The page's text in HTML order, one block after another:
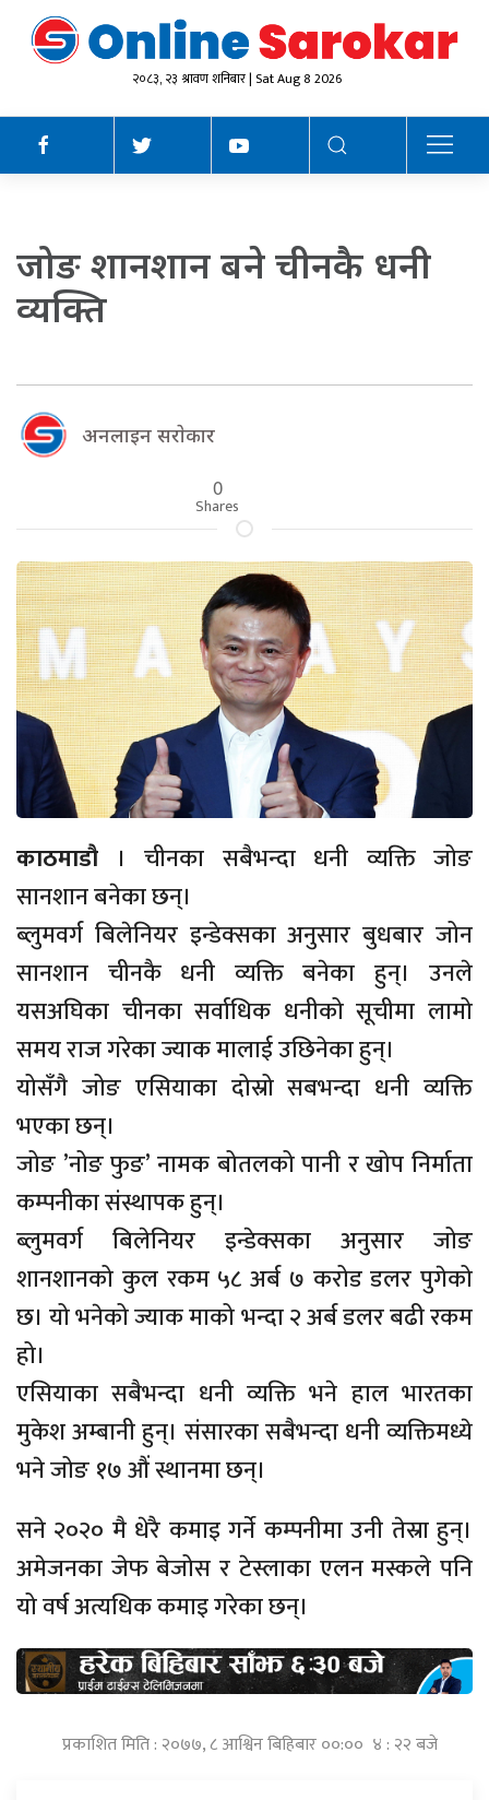
२०८३, २३ श्रावण शनिबार | Sat Aug 8 2026
जोङ शानशान बने चीनकै धनी
व्यक्ति
अनलाइन सराेकार
0
Shares
काठमाडौ । चीनका सबैभन्दा धनी व्यक्ति जोङ
सानशान बनेका छन्।
ब्लुमवर्ग बिलेनियर इन्डेक्सका अनुसार बुधबार जोन
सानशान चीनकै धनी व्यक्ति बनेका हुन्। उनले
यसअघिका चीनका सर्वाधिक धनीको सूचीमा लामो
समय राज गरेका ज्याक मालाई उछिनेका हुन्।
योसँगै जोङ एसियाका दोस्रो सबभन्दा धनी व्यक्ति
भएका छन्।
जोङ ’नोङ फुङ’ नामक बोतलको पानी र खोप निर्माता
कम्पनीका संस्थापक हुन्।
ब्लुमवर्ग बिलेनियर इन्डेक्सका अनुसार जोङ
शानशानको कुल रकम ५८ अर्ब ७ करोड डलर पुगेको
छ। यो भनेको ज्याक माको भन्दा २ अर्ब डलर बढी रकम
हो।
एसियाका सबैभन्दा धनी व्यक्ति भने हाल भारतका
मुकेश अम्बानी हुन्। संसारका सबैभन्दा धनी व्यक्तिमध्ये
भने जोङ १७ औं स्थानमा छन्।
सने २०२० मै धेरै कमाइ गर्ने कम्पनीमा उनी तेस्रा हुन्।
अमेजनका जेफ बेजोस र टेस्लाका एलन मस्कले पनि
यो वर्ष अत्यधिक कमाइ गरेका छन्।
प्रकाशित मिति : २०७७, ८ आश्विन बिहिबार ००:०० ४ : २२ बजे